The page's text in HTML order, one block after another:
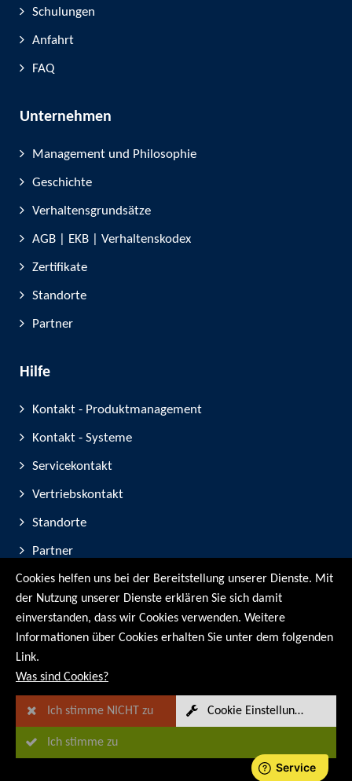
Schulungen
Anfahrt
FAQ
Unternehmen
Management und Philosophie
Geschichte
Verhaltensgrundsätze
AGB | EKB | Verhaltenskodex
Zertifikate
Standorte
Partner
Hilfe
Kontakt - Produktmanagement
Kontakt - Systeme
Servicekontakt
Vertriebskontakt
Standorte
Partner
Geräte-Registrierung
Messe-Teilnahmen
Datenschutz
Cookies helfen uns bei der Bereitstellung unserer Dienste. Mit
der Nutzung unserer Dienste erklären Sie sich damit
einverstanden, dass wir Cookies verwenden. Weitere
Informationen über Cookies erhalten Sie unter dem folgenden
Link.
Was sind Cookies?
Ich stimme NICHT zu Cookie Einstellungen
Ich stimme zu